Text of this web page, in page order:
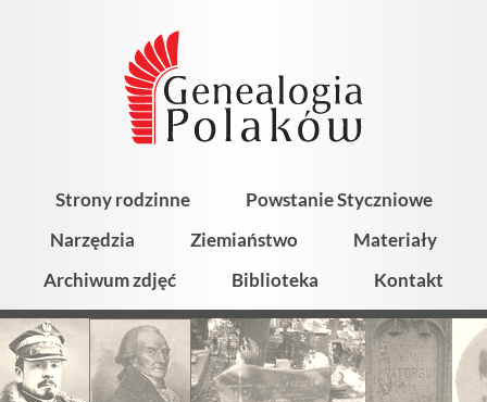
Strony rodzinne
Powstanie Styczniowe
Narzędzia
Ziemiaństwo
Materiały
Archiwum zdjęć
Biblioteka Kontakt